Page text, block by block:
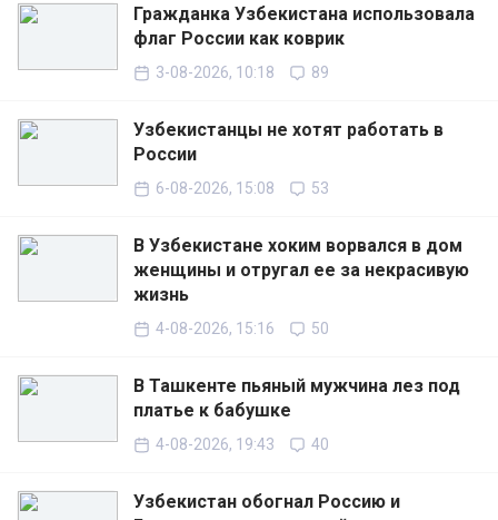
Гражданка Узбекистана использовала
флаг России как коврик
3-08-2026, 10:18 89
Узбекистанцы не хотят работать в
России
6-08-2026, 15:08 53
В Узбекистане хоким ворвался в дом
женщины и отругал ее за некрасивую
жизнь
4-08-2026, 15:16 50
В Ташкенте пьяный мужчина лез под
платье к бабушке
4-08-2026, 19:43 40
Узбекистан обогнал Россию и